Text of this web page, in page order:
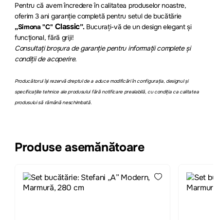
Pentru că avem încredere în calitatea produselor noastre,
oferim 3 ani garanție completă pentru setul de bucătărie
„Simona "C" Classic”. Bucurați-vă de un design elegant și
funcțional, fără griji!
Consultați broșura de garanție pentru informații complete și
condiții de acoperire.
Producătorul își rezervă dreptul de a aduce modificări în configurația, designul și
specificațiile tehnice ale produsului fără notificare prealabilă, cu condiția ca calitatea
produsului să rămână neschimbată.
Produse asemănătoare